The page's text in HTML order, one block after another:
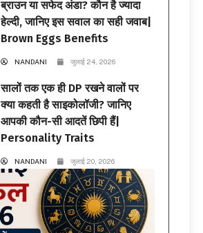
ब्राउन या सफेद अंडा? कौन है ज्यादा
हेल्दी, जानिए इस सवाल का सही जवाब|
Brown Eggs Benefits
NANDANI जुलाई 24, 2026
सालों तक एक ही DP रखने वालों पर
क्या कहती है साइकोलॉजी? जानिए
आपकी कौन-सी आदतें छिपी हैं|
Personality Traits
NANDANI जुलाई 20, 2026